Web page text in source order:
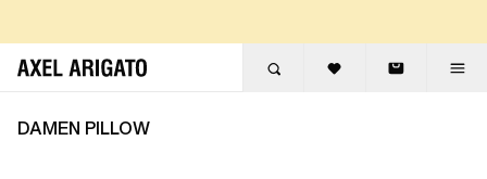
DAMEN PILLOW